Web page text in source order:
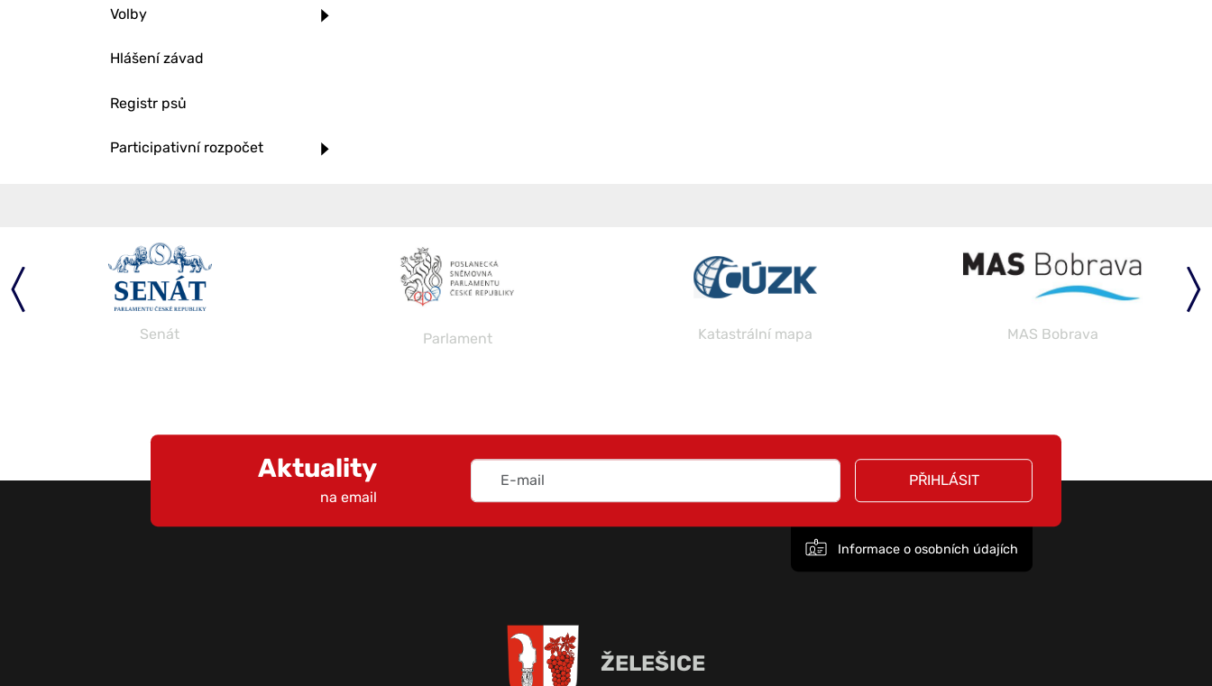
Volby
Hlášení závad
Registr psů
Participativní rozpočet
Senát Parlament Katastrální mapa MAS Bobrava
Aktuality
na email
PŘIHLÁSIT
Informace o osobních údajích
ŽELEŠICE